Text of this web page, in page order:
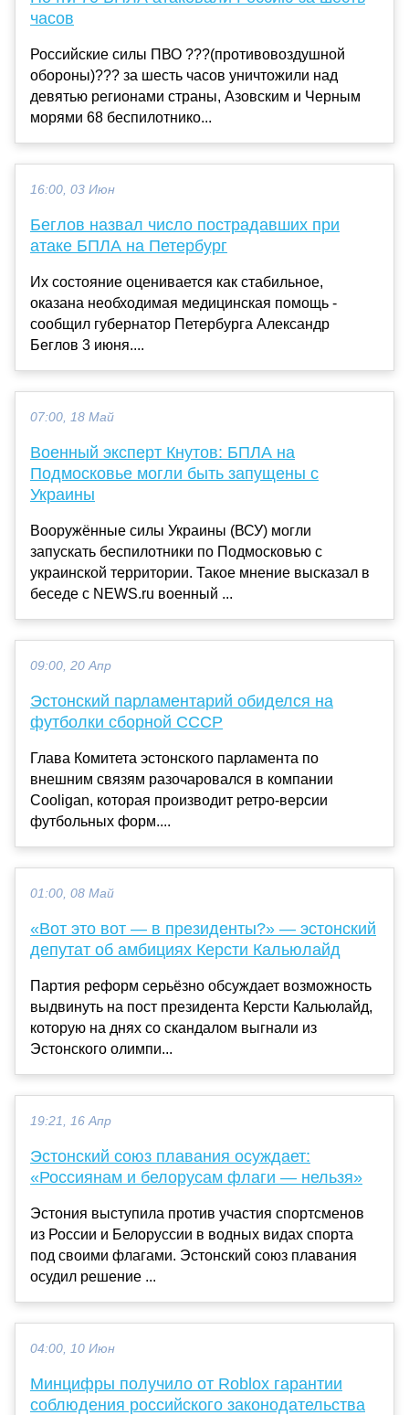
часов
Российские силы ПВО ???(противовоздушной
обороны)??? за шесть часов уничтожили над
девятью регионами страны, Азовским и Черным
морями 68 беспилотнико...
16:00, 03 Июн
Беглов назвал число пострадавших при
атаке БПЛА на Петербург
Их состояние оценивается как стабильное,
оказана необходимая медицинская помощь -
сообщил губернатор Петербурга Александр
Беглов 3 июня....
07:00, 18 Май
Военный эксперт Кнутов: БПЛА на
Подмосковье могли быть запущены с
Украины
Вооружённые силы Украины (ВСУ) могли
запускать беспилотники по Подмосковью с
украинской территории. Такое мнение высказал в
беседе с NEWS.ru военный ...
09:00, 20 Апр
Эстонский парламентарий обиделся на
футболки сборной СССР
Глава Комитета эстонского парламента по
внешним связям разочаровался в компании
Cooligan, которая производит ретро-версии
футбольных форм....
01:00, 08 Май
«Вот это вот — в президенты?» — эстонский
депутат об амбициях Керсти Кальюлайд
Партия реформ серьёзно обсуждает возможность
выдвинуть на пост президента Керсти Кальюлайд,
которую на днях со скандалом выгнали из
Эстонского олимпи...
19:21, 16 Апр
Эстонский союз плавания осуждает:
«Россиянам и белорусам флаги — нельзя»
Эстония выступила против участия спортсменов
из России и Белоруссии в водных видах спорта
под своими флагами. Эстонский союз плавания
осудил решение ...
04:00, 10 Июн
Минцифры получило от Roblox гарантии
соблюдения российского законодательства